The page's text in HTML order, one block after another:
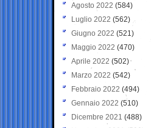
Agosto 2022 (584)
Luglio 2022 (562)
Giugno 2022 (521)
Maggio 2022 (470)
Aprile 2022 (502)
Marzo 2022 (542)
Febbraio 2022 (494)
Gennaio 2022 (510)
Dicembre 2021 (488)